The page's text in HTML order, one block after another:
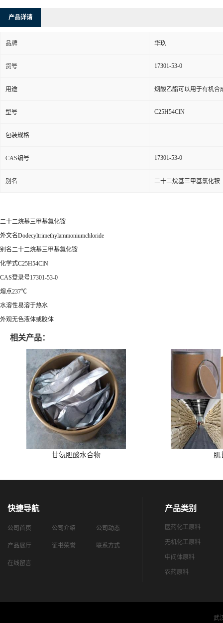
产品详请
品牌 华玖
货号 17301-53-0
用途 烟酸乙酯可以用于有机合
型号 C25H54ClN
包装规格
CAS编号 17301-53-0
别名 二十二烷基三甲基氯化铵
二十二烷基三甲基氯化铵
外文名Dodecyltrimethylammoniumchloride
别名二十二烷基三甲基氯化铵
化学式C25H54ClN
CAS登录号17301-53-0
熔点237℃
水溶性易溶于热水
外观无色液体或胶体
相关产品：
甘氨胆酸水合物 肌
快捷导航
公司首页 公司介绍 公司动态
产品展厅 证书荣誉 联系方式
在线留言
产品类别
医药化工原料
无机化工原料
中间体原料
农药原料
武